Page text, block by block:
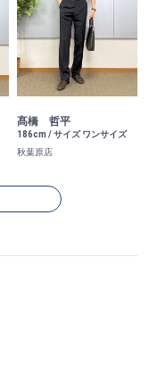
髙橋 哲平
186cm / サイズ ワンサイズ
秋葉原店